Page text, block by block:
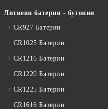
Литиеви батерии - бутонни
CR927 Батерии
CR1025 Батерии
CR1216 Батерии
CR1220 Батерии
CR1225 Батерии
CR1616 Батерии